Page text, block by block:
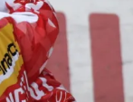
Triatlon
Veslování
Vodní slalom